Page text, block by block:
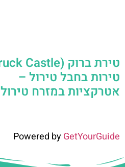
טירות בחבל טירול –
אטרקציות במזרח טירול
Powered byGetYourGuide